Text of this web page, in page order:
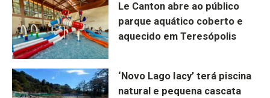
Le Canton abre ao público
parque aquático coberto e
aquecido em Teresópolis
‘Novo Lago Iacy’ terá piscina
natural e pequena cascata